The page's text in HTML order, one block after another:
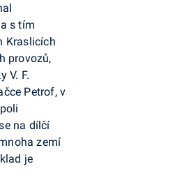
s tím
Kraslicích
provozů,
V. F.
Petrof, v
na dílčí
zemí
je